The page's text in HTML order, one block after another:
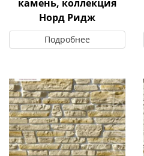
камень, коллекция
Норд Ридж
Подробнее